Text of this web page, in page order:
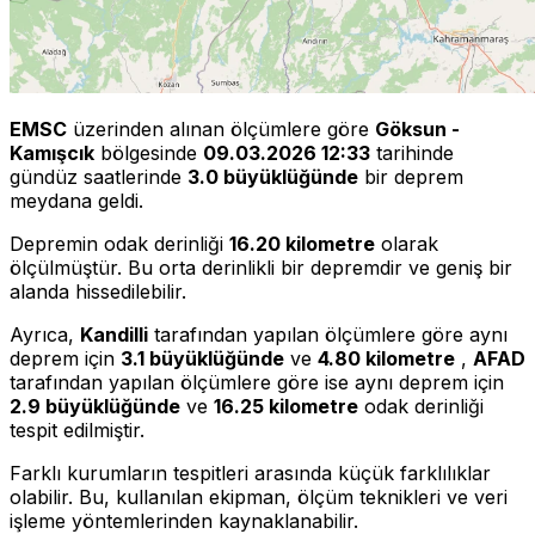
EMSC üzerinden alınan ölçümlere göre Göksun -
Kamışcık bölgesinde 09.03.2026 12:33 tarihinde
gündüz saatlerinde 3.0 büyüklüğünde bir deprem
meydana geldi.
Depremin odak derinliği 16.20 kilometre olarak
ölçülmüştür. Bu orta derinlikli bir depremdir ve geniş bir
alanda hissedilebilir.
Ayrıca, Kandilli tarafından yapılan ölçümlere göre aynı
deprem için 3.1 büyüklüğünde ve 4.80 kilometre , AFAD
tarafından yapılan ölçümlere göre ise aynı deprem için
2.9 büyüklüğünde ve 16.25 kilometre odak derinliği
tespit edilmiştir.
Farklı kurumların tespitleri arasında küçük farklılıklar
olabilir. Bu, kullanılan ekipman, ölçüm teknikleri ve veri
işleme yöntemlerinden kaynaklanabilir.